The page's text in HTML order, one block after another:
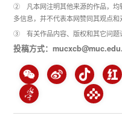
② 凡本网注明其他来源的作品，均
多信息，并不代表本网赞同其观点和
③ 有关作品内容、版权和其它问题
投稿方式：